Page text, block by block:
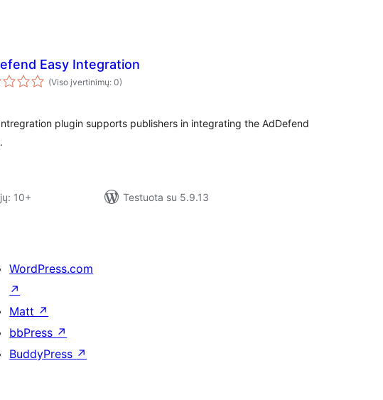
Easy Integration
(Viso įvertinimų: 0)
plugin supports publishers in integrating the AdDefend
10+
Testuota su 5.9.13
WordPress.com
↗
Matt ↗
bbPress ↗
BuddyPress ↗